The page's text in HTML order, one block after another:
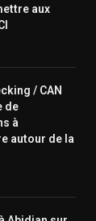
aux
/ CAN
de
à
autour de la